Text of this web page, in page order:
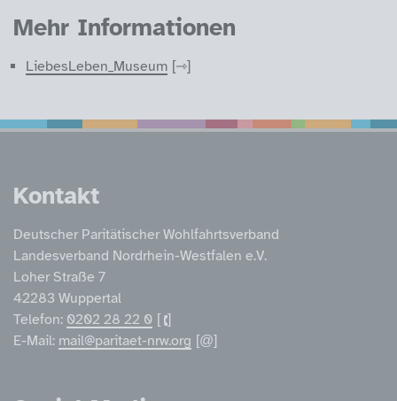
Mehr Informationen
LiebesLeben_Museum
Service
Kontakt
Deutscher Paritätischer Wohlfahrtsverband
Landesverband Nordrhein-Westfalen e.V.
Loher Straße 7
42283 Wuppertal
Telefon: 0202 28 22 0
E-Mail: mail@paritaet-nrw.org